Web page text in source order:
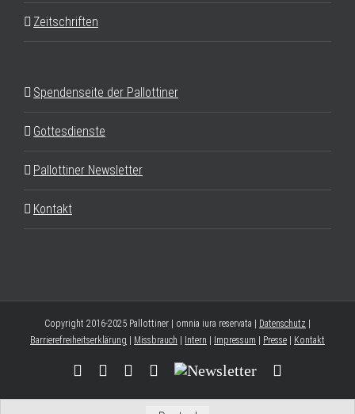
Zeitschriften
Spendenseite der Pallottiner
Gottesdienste
Pallottiner Newsletter
Kontakt
Copyright 2016-2025 Pallottiner | omnia iura reservata | Datenschutz
Barrierefreiheitserklärung
Missbrauch Intern Impressum Presse Kontakt
FacebookYouTubeInstagram
Threads
Newsletter